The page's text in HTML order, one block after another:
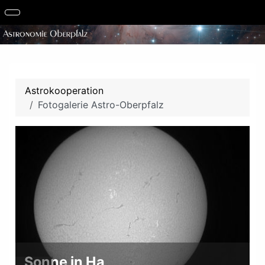
Astrokooperation
Fotogalerie Astro-Oberpfalz